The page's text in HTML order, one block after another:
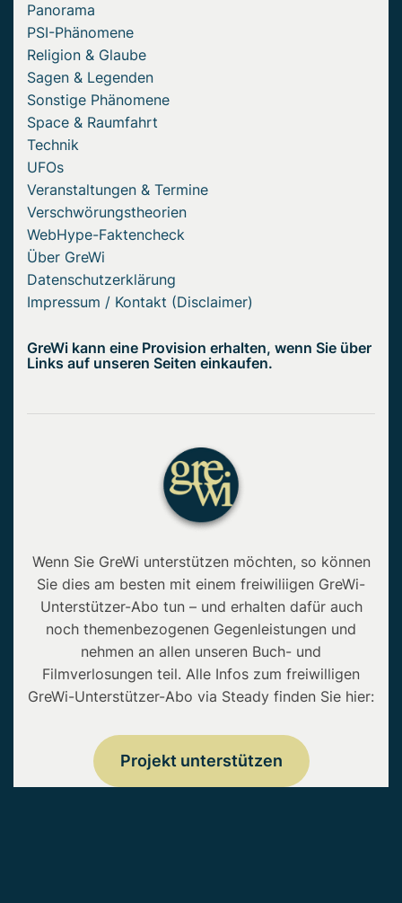
Panorama
PSI-Phänomene
Religion & Glaube
Sagen & Legenden
Sonstige Phänomene
Space & Raumfahrt
Technik
UFOs
Veranstaltungen & Termine
Verschwörungstheorien
WebHype-Faktencheck
Über GreWi
Datenschutzerklärung
Impressum / Kontakt (Disclaimer)
GreWi kann eine Provision erhalten, wenn Sie über
Links auf unseren Seiten einkaufen.
Wenn Sie GreWi unterstützen möchten, so können
Sie dies am besten mit einem freiwiliigen GreWi-
Unterstützer-Abo tun – und erhalten dafür auch
noch themenbezogenen Gegenleistungen und
nehmen an allen unseren Buch- und
Filmverlosungen teil. Alle Infos zum freiwilligen
GreWi-Unterstützer-Abo via Steady finden Sie hier:
Projekt unterstützen